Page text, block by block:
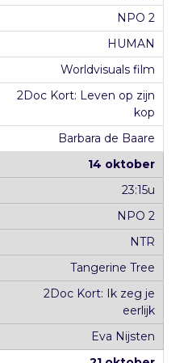
NPO 2
HUMAN
Worldvisuals film
2Doc Kort: Leven op zijn
kop
Barbara de Baare
14 oktober
23:15u
NPO 2
NTR
Tangerine Tree
2Doc Kort: Ik zeg je
eerlijk
Eva Nijsten